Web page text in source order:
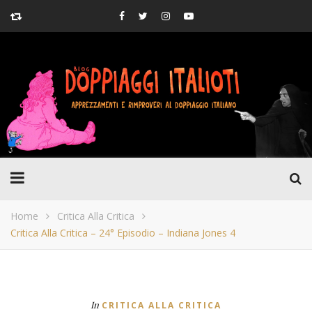
Home
Critica Alla Critica
Critica Alla Critica – 24° Episodio – Indiana Jones 4
In CRITICA ALLA CRITICA